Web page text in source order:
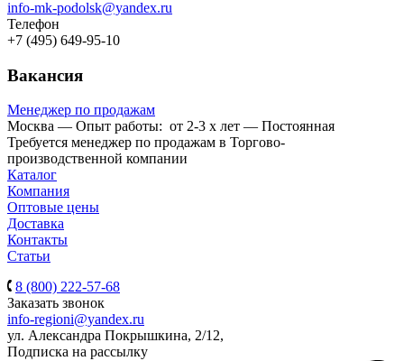
info-mk-podolsk@yandex.ru
Телефон
+7 (495) 649-95-10
Вакансия
Менеджер по продажам
Москва — Опыт работы: от 2-3 х лет — Постоянная
Требуется менеджер по продажам в Торгово-
производственной компании
Каталог
Компания
Оптовые цены
Доставка
Контакты
Статьи
8 (800) 222-57-68
Заказать звонок
info-regioni@yandex.ru
ул. Александра Покрышкина, 2/12,
Подписка на рассылку